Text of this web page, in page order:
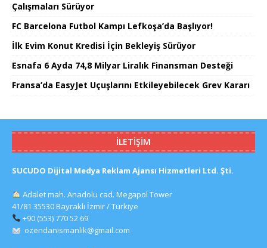
Çalışmaları Sürüyor
FC Barcelona Futbol Kampı Lefkoşa’da Başlıyor!
İlk Evim Konut Kredisi İçin Bekleyiş Sürüyor
Esnafa 6 Ayda 74,8 Milyar Liralık Finansman Desteği
Fransa’da EasyJet Uçuşlarını Etkileyebilecek Grev Kararı
İLETIŞIM
SUCUDO Dijital Medya Reklam Ajansı Hizmetleri Ltd. Şti.
Adalet mah. Anadolu cad. Megapol Tower
41/81 35530 Bayraklı İzmir / Türkiye
+90 (553) 770 52 69
ozendanismanlik@gmail.com